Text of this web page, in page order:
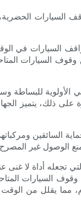
السيارات
ذلك، يتميز
السيارات
يقلل من الوقت